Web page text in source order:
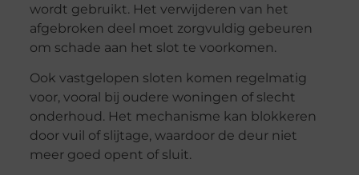
wordt gebruikt. Het verwijderen van het
afgebroken deel moet zorgvuldig gebeuren
om schade aan het slot te voorkomen.
Ook vastgelopen sloten komen regelmatig
voor, vooral bij oudere woningen of slecht
onderhoud. Het mechanisme kan blokkeren
door vuil of slijtage, waardoor de deur niet
meer goed opent of sluit.